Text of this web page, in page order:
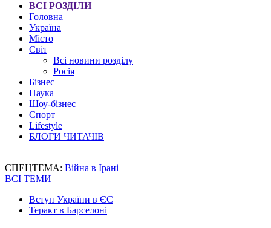
ВСІ РОЗДІЛИ
Головна
Україна
Місто
Світ
Всі новини розділу
Росія
Бізнес
Наука
Шоу-бізнес
Спорт
Lifestyle
БЛОГИ ЧИТАЧІВ
СПЕЦТЕМА: Війна в Ірані
ВСІ ТЕМИ
Вступ України в ЄС
Теракт в Барселоні